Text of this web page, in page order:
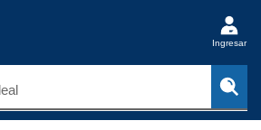
Ingresar